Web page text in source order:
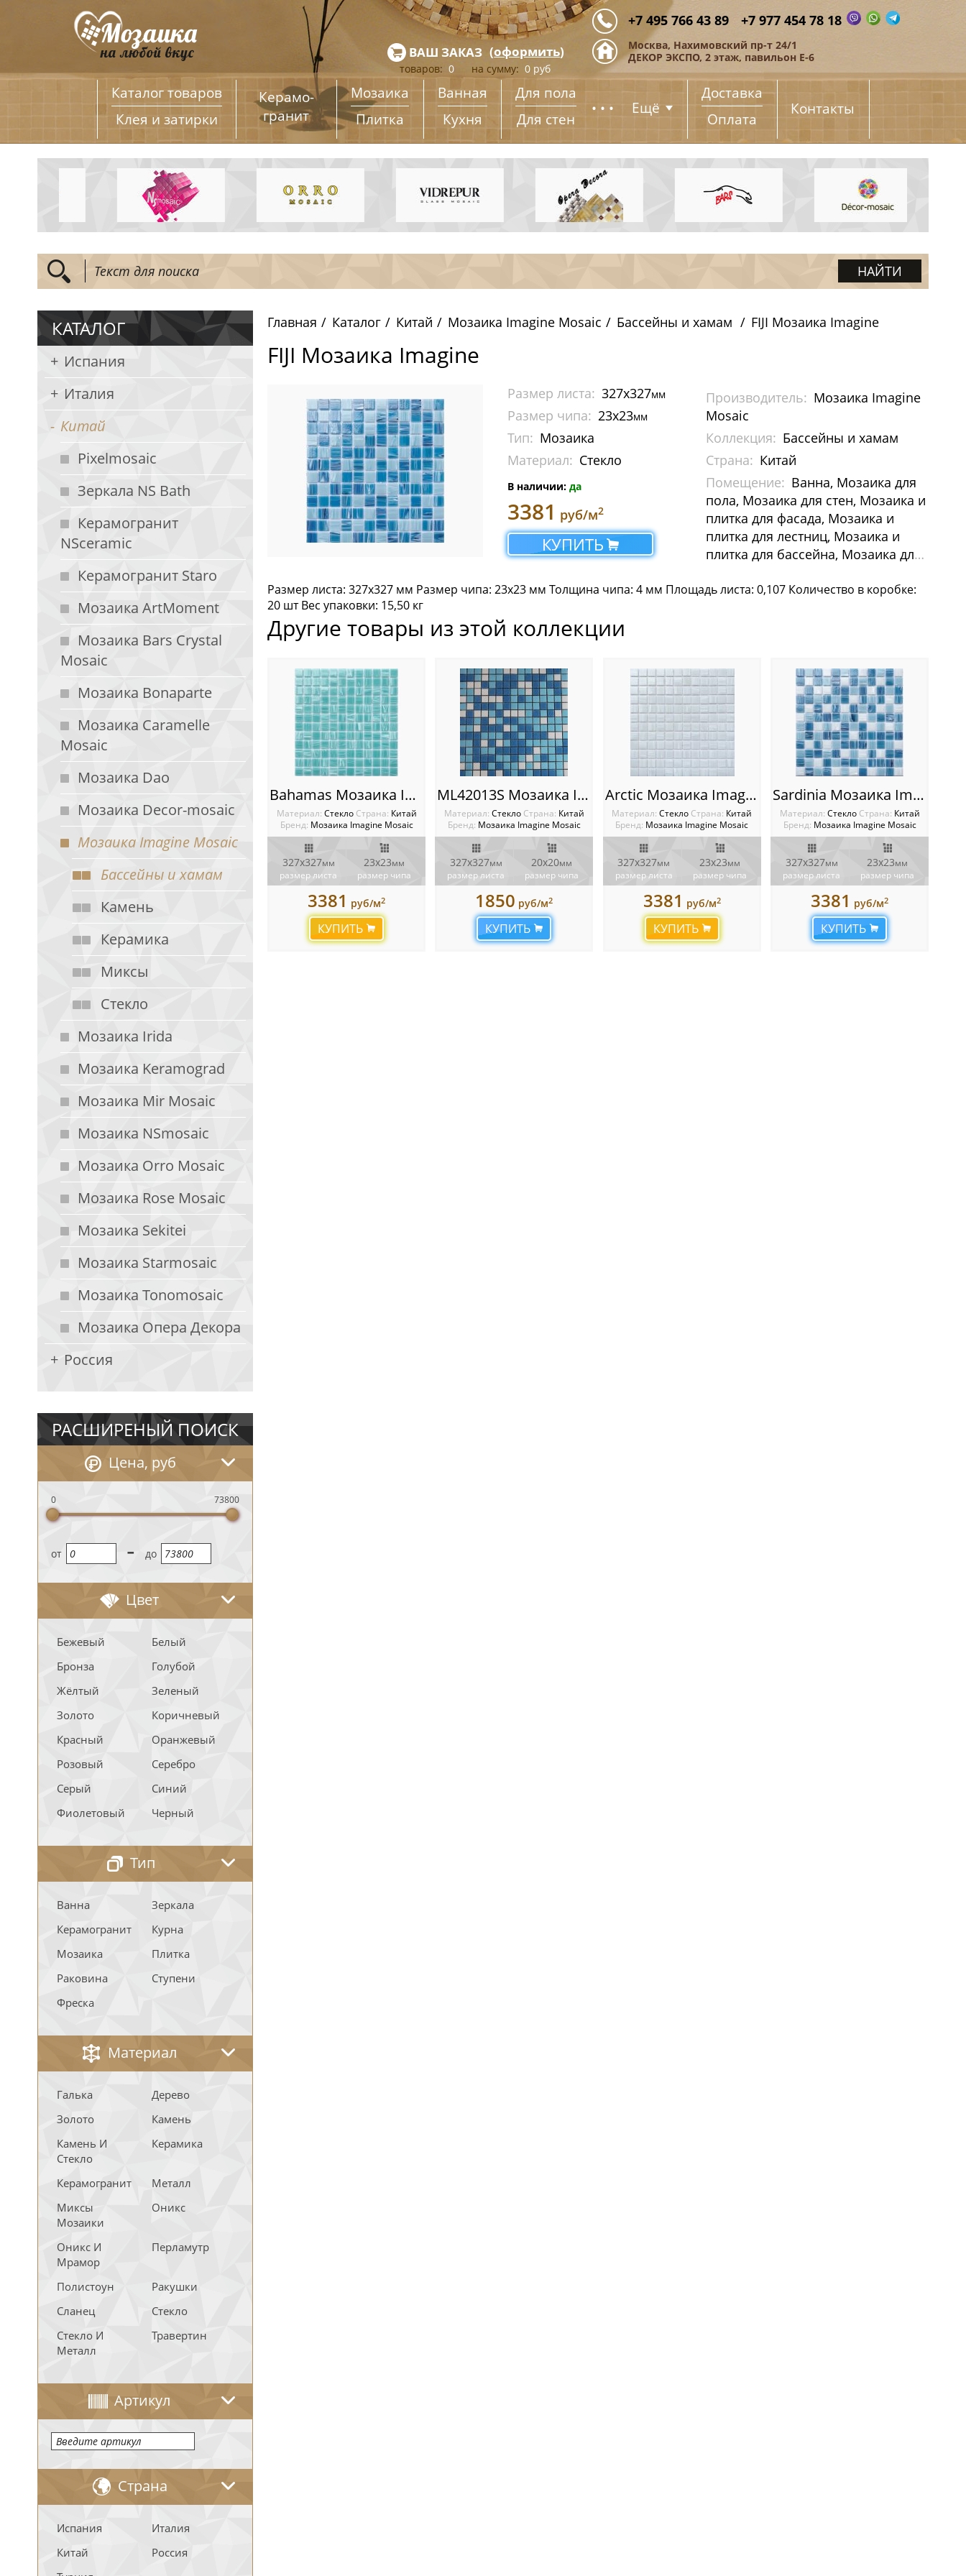
+7 495 766 43 89 +7 977 454 78 18
Москва, Нахимовский пр-т 24/1
ДЕКОР ЭКСПО, 2 этаж, павильон Е-6
ВАШ ЗАКАЗ (оформить)
товаров: 0 на сумму: 0 руб
Каталог товаров
Клея и затирки
Керамо­
гранит
Мозаика
Плитка
Ванная
Кухня
Для пола
Для стен
... Ещё
Доставка
Оплата
Контакты
КАТАЛОГ
Испания
Италия
Китай
Pixelmosaic
Зеркала NS Bath
Керамогранит
NSceramic
Керамогранит Staro
Мозаика ArtMoment
Мозаика Bars Crystal
Mosaic
Мозаика Bonaparte
Мозаика Caramelle
Mosaic
Мозаика Dao
Мозаика Decor-mosaic
Мозаика Imagine Mosaic
Бассейны и хамам
Камень
Керамика
Миксы
Стекло
Мозаика Irida
Мозаика Keramograd
Мозаика Mir Mosaic
Мозаика NSmosaic
Мозаика Orro Mosaic
Мозаика Rose Mosaic
Мозаика Sekitei
Мозаика Starmosaic
Мозаика Tonomosaic
Мозаика Опера Декора
Россия
РАСШИРЕНЫЙ ПОИСК
Цена, руб
0 73800
oт - до
Цвет
Бежевый
Белый
Бронза
Голубой
Жёлтый
Зеленый
Золото
Коричневый
Красный
Оранжевый
Розовый
Серебро
Серый
Синий
Фиолетовый
Черный
Тип
Ванна
Зеркала
Керамогранит
Курна
Мозаика
Плитка
Раковина
Ступени
Фреска
Материал
Галька
Дерево
Золото
Камень
Камень И
Стекло
Керамика
Керамогранит
Металл
Миксы
Мозаики
Оникс
Оникс И
Мрамор
Перламутр
Полистоун
Ракушки
Сланец
Стекло
Стекло И
Металл
Травертин
Артикул
Страна
Испания
Италия
Китай
Россия
Главная Каталог Китай Мозаика Imagine Mosaic Бассейны и хамам FIJI Мозаика Imagine
FIJI Мозаика Imagine
Производитель: Мозаика Imagine
Mosaic
Коллекция: Бассейны и хамам
Страна: Китай
Помещение: Ванна, Мозаика для
пола, Мозаика для стен, Мозаика и
плитка для фасада, Мозаика и
плитка для лестниц, Мозаика и
плитка для бассейна, Мозаика для
Размер листа: 327x327мм
Размер чипа: 23x23мм
Тип: Мозаика
Материал: Стекло
В наличии: да
3381 руб/м2
КУПИТЬ
Размер листа: 327х327 мм Размер чипа: 23х23 мм Толщина чипа: 4 мм Площадь листа: 0,107 Количество в коробке:
20 шт Вес упаковки: 15,50 кг
Другие товары из этой коллекции
Bahamas Мозаика Imagine
Материал: Стекло Cтрана: Китай
Бренд: Мозаика Imagine Mosaic
327х327мм
размер листа
23х23мм
размер чипа
3381 руб/м2
КУПИТЬ
ML42013S Мозаика Imagine
Материал: Стекло Cтрана: Китай
Бренд: Мозаика Imagine Mosaic
327х327мм
размер листа
20х20мм
размер чипа
1850 руб/м2
КУПИТЬ
Arctic Мозаика Imagine
Материал:Стекло Cтрана: Китай
Бренд: Мозаика Imagine Mosaic
327x327мм
размер листа
23x23мм
размер чипа
3381 руб/м2
КУПИТЬ
Sardinia Мозаика Imagine
Материал: Стекло Cтрана: Китай
Бренд: Мозаика Imagine Mosaic
327x327мм
размер листа
23x23мм
размер чипа
3381 руб/м2
КУПИТЬ